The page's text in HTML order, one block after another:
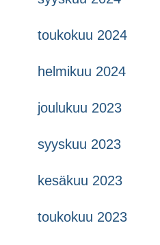
toukokuu 2024
helmikuu 2024
joulukuu 2023
syyskuu 2023
kesäkuu 2023
toukokuu 2023